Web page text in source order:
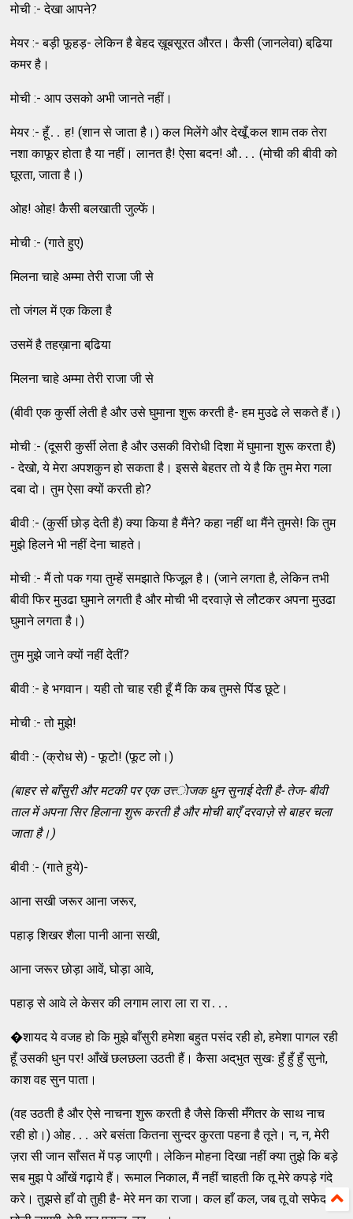
मोची :- देखा आपने?
मेयर :- बड़ी फूहड़- लेकिन है बेहद ख़ूबसूरत औरत। कैसी (जानलेवा) बढि़या
कमर है।
मोची :- आप उसको अभी जानते नहीं।
मेयर :- हूँ․․ ह! (शान से जाता है।) कल मिलेंगे और देखूँ कल शाम तक तेरा
नशा काफूर होता है या नहीं। लानत है! ऐसा बदन! औ․․․ (मोची की बीवी को
घूरता, जाता है।)
ओह! ओह! कैसी बलखाती जुल्‍फें।
मोची :- (गाते हुए)
मिलना चाहे अम्‍मा तेरी राजा जी से
तो जंगल में एक किला है
उसमें है तहख़ाना बढि़या
मिलना चाहे अम्‍मा तेरी राजा जी से
(बीवी एक कुर्सी लेती है और उसे घुमाना शुरू करती है- हम मुउढे ले सकते हैं।)
मोची :- (दूसरी कुर्सी लेता है और उसकी विरोधी दिशा में घुमाना शुरू करता है)
- देखो, ये मेरा अपशकुन हो सकता है। इससे बेहतर तो ये है कि तुम मेरा गला
दबा दो। तुम ऐसा क्‍यों करती हो?
बीवी :- (कुर्सी छोड़ देती है) क्‍या किया है मैंने? कहा नहीं था मैंने तुमसे! कि तुम
मुझे हिलने भी नहीं देना चाहते।
मोची :- मैं तो पक गया तुम्‍हें समझाते फिजूल है। (जाने लगता है, लेकिन तभी
बीवी फिर मुउढा घुमाने लगती है और मोची भी दरवाज़े से लौटकर अपना मुउढा
घुमाने लगता है।)
तुम मुझे जाने क्‍यों नहीं देतीं?
बीवी :- हे भगवान। यही तो चाह रही हूँ मैं कि कब तुमसे पिंड छूटे।
मोची :- तो मुझे!
बीवी :- (क्रोध से) - फूटो! (फूट लो।)
(बाहर से बाँसुरी और मटकी पर एक उत्त्‍ाेजक धुन सुनाई देती है- तेज- बीवी
ताल में अपना सिर हिलाना शुरू करती है और मोची बाएँ दरवाज़े से बाहर चला
जाता है।)
बीवी :- (गाते हुये)-
आना सखी जरूर आना जरूर,
पहाड़ शिखर शैला पानी आना सखी,
आना जरूर छोड़ा आवें, घोड़ा आवे,
पहाड़ से आवे ले केसर की लगाम लारा ला रा रा․․․
�शायद ये वजह हो कि मुझे बाँसुरी हमेशा बहुत पसंद रही हो, हमेशा पागल रही
हूँ उसकी धुन पर! आँखें छलछला उठती हैं। कैसा अद्‌भुत सुखः हुँ हुँ हुँ सुनो,
काश वह सुन पाता।
(वह उठती है और ऐसे नाचना शुरू करती है जैसे किसी मँगेतर के साथ नाच
रही हो।) ओह․․․ अरे बसंता कितना सुन्‍दर कुरता पहना है तूने। न, न, मेरी
ज़रा सी जान साँसत में पड़ जाएगी। लेकिन मोहना दिखा नहीं क्‍या तुझे कि बड़े
सब मुझ पे आँखें गढ़ाये हैं। रूमाल निकाल, मैं नहीं चाहती कि तू मेरे कपड़े गंदे
करे। तुझसे हाँ वो तुही है- मेरे मन का राजा। कल हाँ कल, जब तू वो सफेद